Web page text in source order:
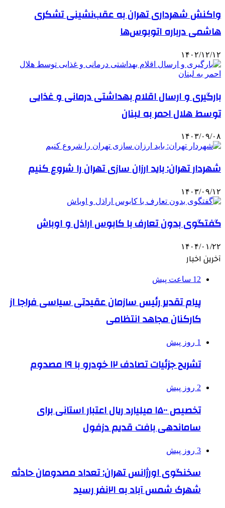
واکنش شهرداری تهران به عقب‌نشینی تشکری
هاشمی درباره اتوبوس‌ها
۱۴۰۲/۱۲/۱۲
بارگیری و ارسال اقلام بهداشتی درمانی و غذایی
توسط هلال احمر به لبنان
۱۴۰۳/۰۹/۰۸
شهردار تهران: باید ارزان سازی تهران را شروع کنیم
۱۴۰۳/۰۹/۱۲
گفتگوی بدون تعارف با کابوس اراذل و اوباش
۱۴۰۴/۰۱/۲۲
آخرین اخبار
12 ساعت پیش
پیام تقدیر رئیس سازمان عقیدتی سیاسی فراجا از
کارکنان مجاهد انتظامی
1 روز پیش
تشریح جزئیات تصادف ۱۲ خودرو با ۱۹ مصدوم
2 روز پیش
تخصیص ۱۵۰۰ میلیارد ریال اعتبار استانی برای
ساماندهی بافت قدیم دزفول
3 روز پیش
سخنگوی اورژانس تهران: تعداد مصدومان حادثه
شهرک شمس آباد به ۲۱نفر رسید